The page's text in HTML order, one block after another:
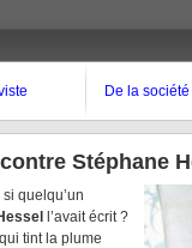
Android
De la
Stéphane
quelqu’un
l’avait écrit ?
tint la plume